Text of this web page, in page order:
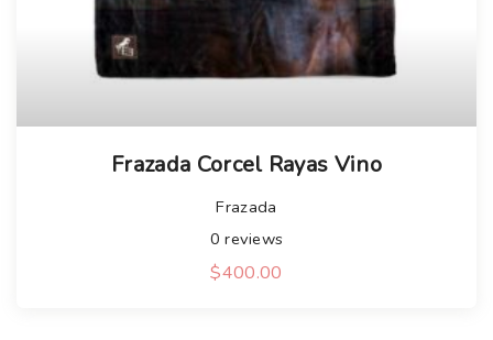
Frazada Corcel Rayas Vino
Frazada
0 reviews
$400.00